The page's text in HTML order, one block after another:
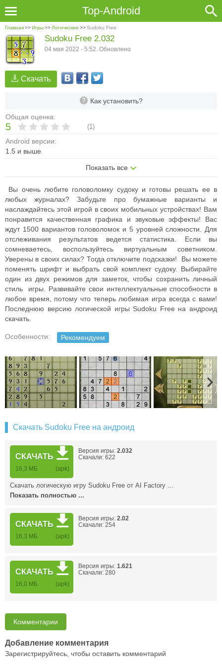
Top-Android
Главная>>Игры>> Логические >>Sudoku Free
Скачать
Как установить?
Общая оценка:
5 (1)
Android версии:
1.5 и выше
Показать все
Sudoku Free 2.032
04 мая 2022 - 5:52. Обновлено
Вы очень любите головоломку судоку и готовы решать ее в
любых журналах? Забудьте про бумажные варианты и
наслаждайтесь этой игрой в своих мобильных устройствах! Вам
понравится качественная графика и звуковые эффекты! Вас
ждут 1500 вариантов головоломок и 5 уровней сложности. Для
отслеживания результатов ведется статистика. Если вы
сомневаетесь, воспользуйтесь виртуальным советником.
Уверены в своих силах? Тогда отключите подсказки! Вы можете
поменять шрифт и выбрать свой комплект судоку. Выбирайте
один из двух режимов для заметок, чтобы сохранить личный
стиль игры. Развивайте свои интеллектуальные способности в
любое время, потому что теперь любимая игра всегда с вами!
Последнюю версию логической игры Sudoku Free на андроид
скачать.
Особенности: Рекомендуем
Скачать Sudoku Free на андроид
СКАЧАТЬ
16,3 МБ (apk)
Версия игры: 2.032
Скачали: 622
Скачать логическую игру Sudoku Free от AI Factory …
Показать полностью ...
СКАЧАТЬ
16,3 МБ (apk)
Версия игры: 2.02
Скачали: 254
СКАЧАТЬ
16,0 МБ (apk)
Версия игры: 1.621
Скачали: 280
Комментарии
Добавление комментария
Зарегистрируйтесь, чтобы оставить комментарий